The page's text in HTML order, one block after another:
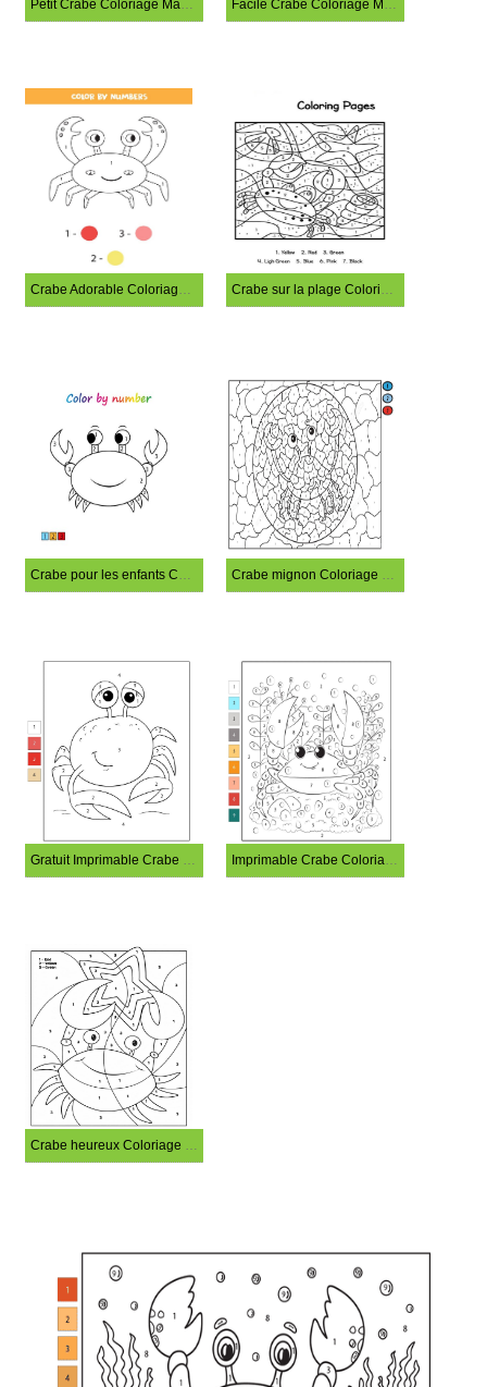
Petit Crabe Coloriage Magique Facile Crabe Coloriage Magique
Crabe Adorable Coloriage Magique Crabe sur la plage Coloriage Magique
Crabe pour les enfants Coloriage Magique Crabe mignon Coloriage Magique
Gratuit Imprimable Crabe Coloriage Magique Imprimable Crabe Coloriage Magique
Crabe heureux Coloriage Magique